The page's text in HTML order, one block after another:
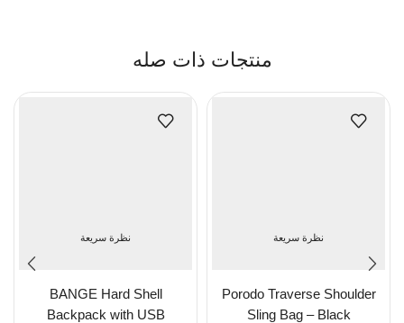
منتجات ذات صله
نظرة سريعة
Porodo Traverse Shoulder
Sling Bag – Black
نظرة سريعة
BANGE Hard Shell
Backpack with USB